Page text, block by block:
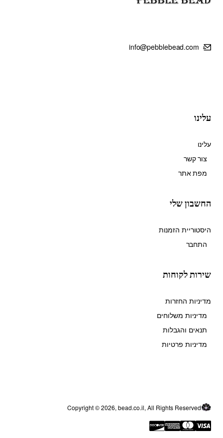
info@pebblebead.com
עלינו
עלינו
צור קשר
מפת אתר
החשבון שלי
היסטוריית הזמנות
התחבר
שירות לקוחות
מדיניות החזרות
מדיניות משלוחים
תנאים והגבלות
מדיניות פרטיות
Copyright © 2026, bead.co.il, All Rights Reserved